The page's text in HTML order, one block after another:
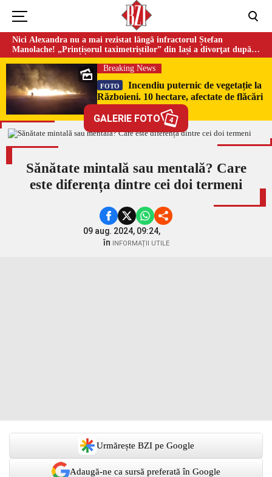
Nici Alexandra nu a mai rezistat lângă infractorul Ștefan
Manolache! „Prințișorul taximetriștilor” din Iași a divorţat după
doi ani de căsnicie
Breaking News
FOTO
Incendiu puternic de vegetație la
Războieni. 10 hectare, afectate de flăcări
GALERIE FOTO 4
Sănătate mintală sau mentală? Care
este diferența dintre cei doi termeni
09 aug. 2024, 09:24,
în INFORMAȚII UTILE
Urmărește BZI pe Google
Adaugă-ne ca sursă preferată în Google